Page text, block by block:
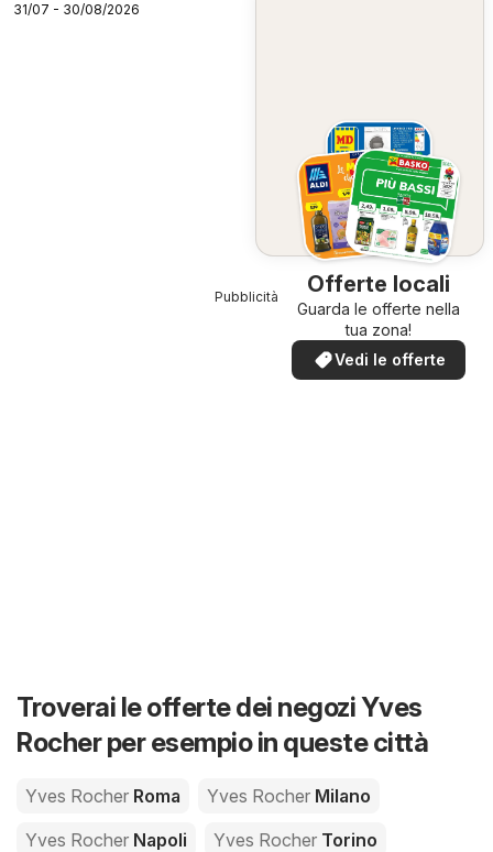
31/07 - 30/08/2026
Offerte locali
Guarda le offerte nella
tua zona!
Vedi le offerte
Pubblicità
Troverai le offerte dei negozi Yves
Rocher per esempio in queste città
Yves Rocher Roma Yves Rocher Milano
Yves Rocher Napoli Yves Rocher Torino